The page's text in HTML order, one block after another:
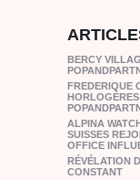
BERCY
FREDERIQUE
ALPINA
SUISSES
OFFICE
RÉVÉLATION
CONSTANT